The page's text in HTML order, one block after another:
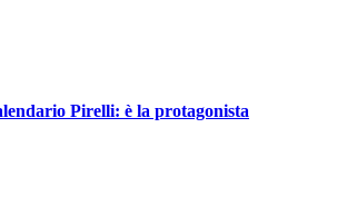
Pirelli: è la protagonista